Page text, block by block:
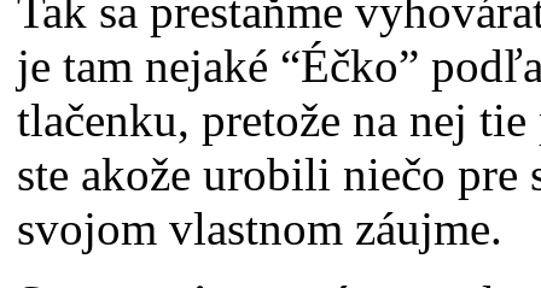
Tak sa prestaňme
je tam nejaké “Éčko”
tlačenku, pretože na nej
ste akože urobili niečo pre
svojom vlastnom záujme.